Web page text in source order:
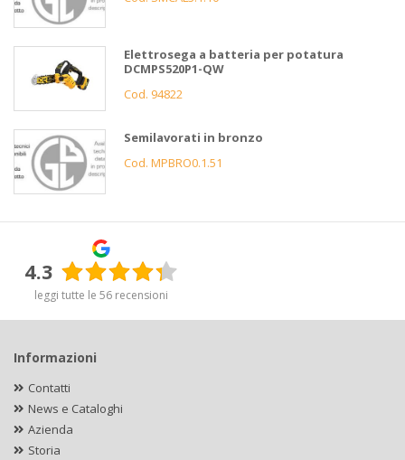
Elettrosega a batteria per potatura
DCMPS520P1-QW
Cod. 94822
Semilavorati in bronzo
Cod. MPBRO0.1.51
4.3
leggi tutte le 56 recensioni
Informazioni
Contatti
News e Cataloghi
Azienda
Storia